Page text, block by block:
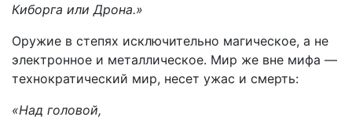
Киборга или Дрона.»
Оружие в степях исключительно магическое, а не
электронное и металлическое. Мир же вне мифа —
технократический мир, несет ужас и смерть:
«Над головой,